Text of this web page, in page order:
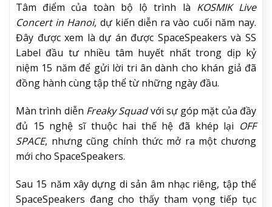
Tâm điểm của toàn bộ lộ trình là KOSMIK Live
Concert in Hanoi, dự kiến diễn ra vào cuối năm nay.
Đây được xem là dự án được SpaceSpeakers và SS
Label đầu tư nhiều tâm huyết nhất trong dịp kỷ
niệm 15 năm để gửi lời tri ân dành cho khán giả đã
đồng hành cùng tập thể từ những ngày đầu.
Màn trình diễn Freaky Squadvới sự góp mặt của đầy
đủ 15 nghệ sĩ thuộc hai thế hệ đã khép lại OFF
SPACE, nhưng cũng chính thức mở ra một chương
mới cho SpaceSpeakers.
Sau 15 năm xây dựng di sản âm nhạc riêng, tập thể
SpaceSpeakers đang cho thấy tham vọng tiếp tục